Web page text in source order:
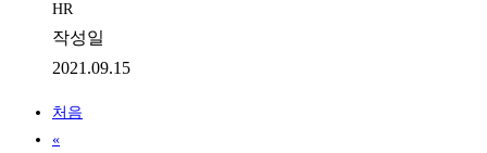
HR
작성일
2021.09.15
처음
«